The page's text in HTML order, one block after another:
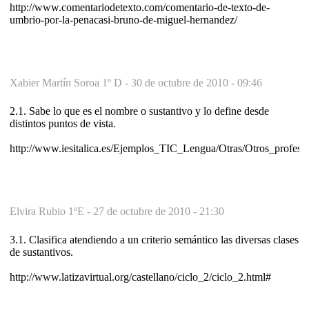
http://www.comentariodetexto.com/comentario-de-texto-de-
umbrio-por-la-penacasi-bruno-de-miguel-hernandez/
Xabier Martín Soroa 1º D - 30 de octubre de 2010 - 09:46
2.1. Sabe lo que es el nombre o sustantivo y lo define desde
distintos puntos de vista.
http://www.iesitalica.es/Ejemplos_TIC_Lengua/Otras/
Elvira Rubio 1ºE - 27 de octubre de 2010 - 21:30
3.1. Clasifica atendiendo a un criterio semántico las diversas clases
de sustantivos.
http://www.latizavirtual.org/castellano/ciclo_2/ciclo_2.html#